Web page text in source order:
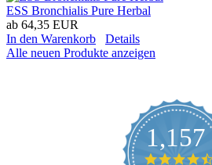
ESS Bronchialis Pure Herbal
ab 64,35 EUR
In den Warenkorb
Details
Alle neuen Produkte anzeigen
1,157